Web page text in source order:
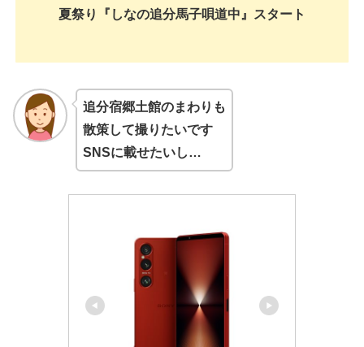
夏祭り『しなの追分馬子唄道中』スタート
追分宿郷土館のまわりも
散策して撮りたいです
SNSに載せたいし…